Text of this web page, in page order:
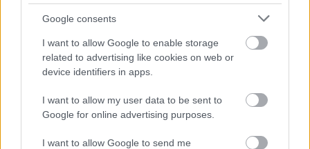
Google consents
I want to allow Google to enable storage
related to advertising like cookies on web or
device identifiers in apps.
I want to allow my user data to be sent to
Google for online advertising purposes.
I want to allow Google to send me
Εξέταση αίματος
προβλέπει τον κίνδυνο
εμφάνιση συμπτωμάτων
Ο πιλότος ήρωας ''Σάλι''